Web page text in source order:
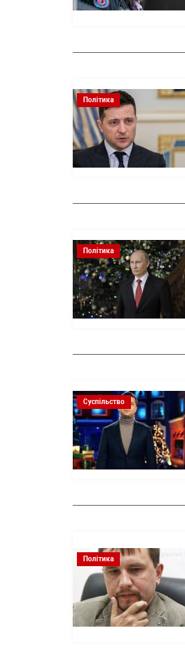
Політика
Політика
Суспільство
Політика